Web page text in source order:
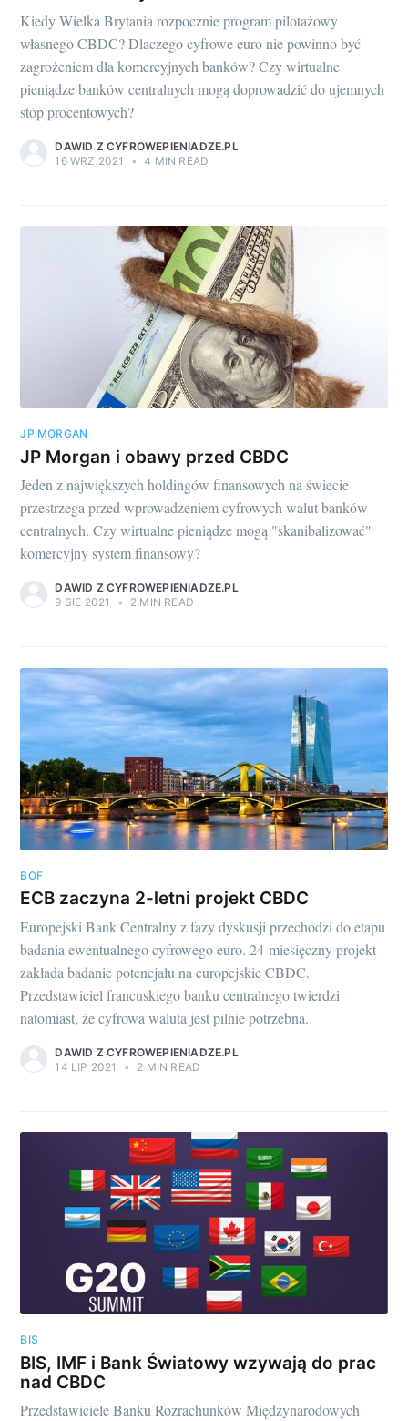
Kiedy Wielka Brytania rozpocznie program pilotażowy
własnego CBDC? Dlaczego cyfrowe euro nie powinno być
zagrożeniem dla komercyjnych banków? Czy wirtualne
pieniądze banków centralnych mogą doprowadzić do ujemnych
stóp procentowych?
DAWID Z CYFROWEPIENIADZE.PL
16 WRZ 2021
• 4 MIN READ
JP MORGAN
JP Morgan i obawy przed CBDC
Jeden z największych holdingów finansowych na świecie
przestrzega przed wprowadzeniem cyfrowych walut banków
centralnych. Czy wirtualne pieniądze mogą "skanibalizować"
komercyjny system finansowy?
DAWID Z CYFROWEPIENIADZE.PL
9 SIE 2021
• 2 MIN READ
BOF
ECB zaczyna 2-letni projekt CBDC
Europejski Bank Centralny z fazy dyskusji przechodzi do etapu
badania ewentualnego cyfrowego euro. 24-miesięczny projekt
zakłada badanie potencjału na europejskie CBDC.
Przedstawiciel francuskiego banku centralnego twierdzi
natomiast, że cyfrowa waluta jest pilnie potrzebna.
DAWID Z CYFROWEPIENIADZE.PL
14 LIP 2021
• 2 MIN READ
BIS
BIS, IMF i Bank Światowy wzywają do prac
nad CBDC
Przedstawiciele Banku Rozrachunków Międzynarodowych